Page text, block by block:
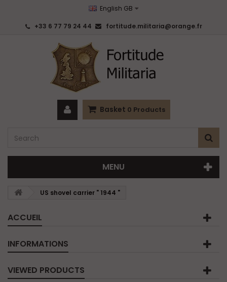
English GB
+33 6 77 79 24 44 fortitude.militaria@orange.fr
Basket 0 Products
MENU
US shovel carrier " 1944 "
ACCUEIL
INFORMATIONS
VIEWED PRODUCTS